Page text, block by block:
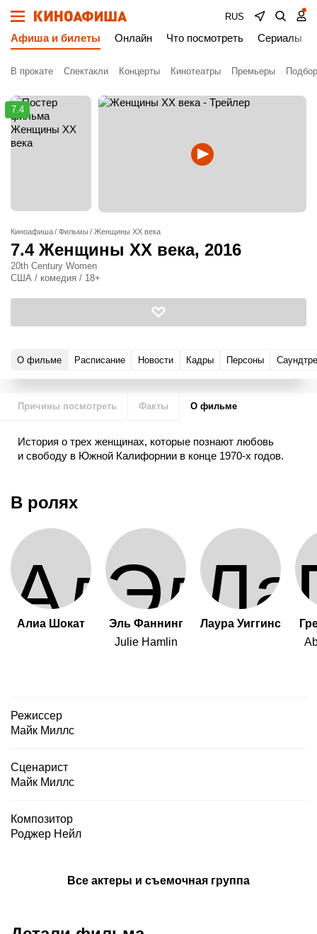
RUS
Афиша и билеты Онлайн Что посмотреть Сериалы
В прокате Спектакли Концерты Кинотеатры Премьеры
7.4
Киноафиша Фильмы Женщины ХХ века
7.4 Женщины ХХ века, 2016
20th Century Women
США / комедия / 18+
О фильме Расписание Новости Кадры Персоны
Причины посмотреть Факты О фильме
История о трех женщинах, которые познают любовь
и свободу в Южной Калифорнии в конце 1970-х годов.
В ролях
Алиа Шокат
Эль Фаннинг
Julie Hamlin
Лаура Уиггинс
Режиссер
Майк Миллс
Сценарист
Майк Миллс
Композитор
Роджер Нейл
Все актеры и съемочная группа